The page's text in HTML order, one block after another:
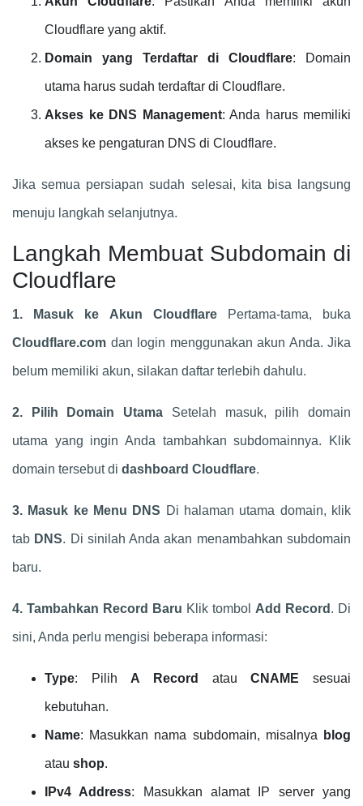
Cloudflare yang aktif.
Domain yang Terdaftar di Cloudflare: Domain
utama harus sudah terdaftar di Cloudflare.
Akses ke DNS Management: Anda harus memiliki
akses ke pengaturan DNS di Cloudflare.
Jika semua persiapan sudah selesai, kita bisa langsung
menuju langkah selanjutnya.
Langkah Membuat Subdomain di
Cloudflare
1. Masuk ke Akun CloudflarePertama-tama, buka
Cloudflare.com dan login menggunakan akun Anda. Jika
belum memiliki akun, silakan daftar terlebih dahulu.
2. Pilih Domain Utama Setelah masuk, pilih domain
utama yang ingin Anda tambahkan subdomainnya. Klik
domain tersebut di dashboard Cloudflare.
3. Masuk ke Menu DNS Di halaman utama domain, klik
tab DNS. Di sinilah Anda akan menambahkan subdomain
baru.
4. Tambahkan Record Baru Klik tombol Add Record . Di
sini, Anda perlu mengisi beberapa informasi:
Type: Pilih A Record atauCNAME sesuai
kebutuhan.
Name: Masukkan nama subdomain, misalnya blog
atau shop.
IPv4 Address: Masukkan alamat IP server yang